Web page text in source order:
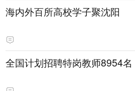
海内外百所高校学子聚沈阳
全国计划招聘特岗教师8954名